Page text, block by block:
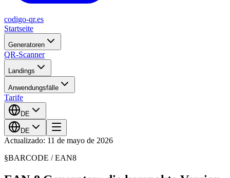
codigo-qr.es
Startseite
Generatoren
QR-Scanner
Landings
Anwendungsfälle
Tarife
DE
DE
Actualizado: 11 de mayo de 2026
§BARCODE /EAN8